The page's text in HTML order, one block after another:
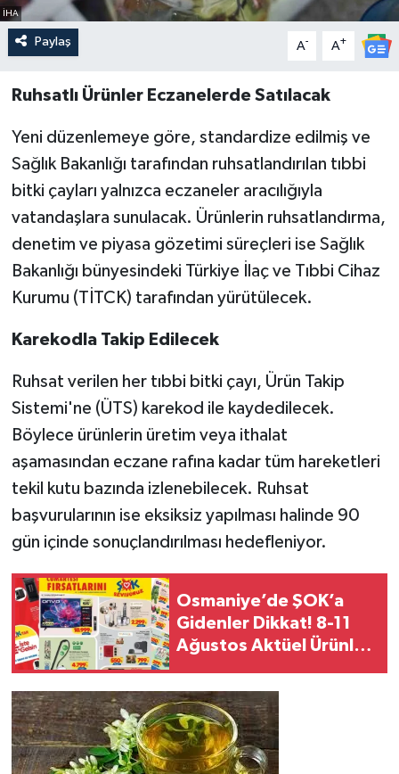
İHA
Paylaş A- A+
Ruhsatlı Ürünler Eczanelerde Satılacak
Yeni düzenlemeye göre, standardize edilmiş ve
Sağlık Bakanlığı tarafından ruhsatlandırılan tıbbi
bitki çayları yalnızca eczaneler aracılığıyla
vatandaşlara sunulacak. Ürünlerin ruhsatlandırma,
denetim ve piyasa gözetimi süreçleri ise Sağlık
Bakanlığı bünyesindeki Türkiye İlaç ve Tıbbi Cihaz
Kurumu (TİTCK) tarafından yürütülecek.
Karekodla Takip Edilecek
Ruhsat verilen her tıbbi bitki çayı, Ürün Takip
Sistemi'ne (ÜTS) karekod ile kaydedilecek.
Böylece ürünlerin üretim veya ithalat
aşamasından eczane rafına kadar tüm hareketleri
tekil kutu bazında izlenebilecek. Ruhsat
başvurularının ise eksiksiz yapılması halinde 90
gün içinde sonuçlandırılması hedefleniyor.
Osmaniye’de ŞOK’a
Gidenler Dikkat! 8-11
Ağustos Aktüel Ürünleri